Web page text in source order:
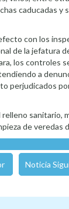
caducadas y
con los
de la jefatura
los controles
a
perjudicados
sanitario,
de veredas
Noticia